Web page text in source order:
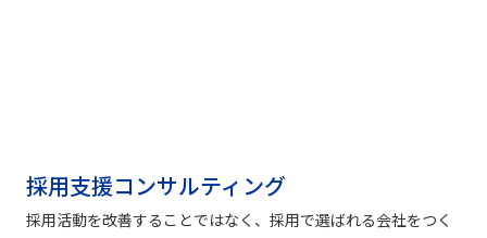
採用支援コンサルティング
採用活動を改善することではなく、採用で選ばれる会社をつく